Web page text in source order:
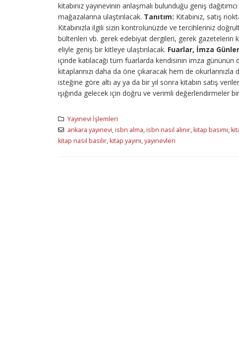
kitabınız yayınevinin anlaşmalı bulunduğu geniş
mağazalarına ulaştırılacak. Tanıtım: Kitabınız, satış
Kitabınızla ilgili sizin kontrolünüzde ve tercihleriniz
bültenleri vb. gerek edebiyat dergileri, gerek
eliyle geniş bir kitleye ulaştırılacak. Fuarlar, İmza
içinde katılacağı tüm fuarlarda kendisinin imza
kitaplarınızı daha da öne çıkaracak hem de
isteğine göre altı ay ya da bir yıl sonra kitabın satış
ışığında gelecek için doğru ve verimli değerlendirmeler
Yayınevi İşlemleri
ankara yayınevi,isbn alma,isbn nasıl alınır,kitap basımı,
kitap nasıl basılır,kitap yayını,yayınevleri